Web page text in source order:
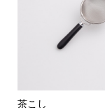
茶こし